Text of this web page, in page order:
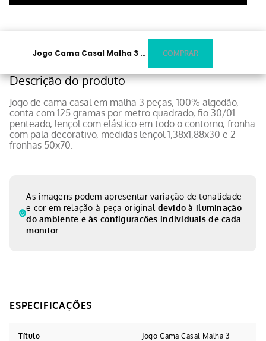
Jogo Cama Casal Malha 3 Peças Floral Rosê 1,38m X 1,88m X 30cm
Descrição do produto
Jogo de cama casal em malha 3 peças, 100% algodão,
conta com 125 gramas por metro quadrado, fio 30/01
penteado, lençol com elástico em todo o contorno, fronha
com pala decorativo, medidas lençol 1,38x1,88x30 e 2
fronhas 50x70.
As imagens podem apresentar variação de tonalidade
e cor em relação à peça original devido à iluminação
do ambiente e às configurações individuais de cada
monitor.
Título
Jogo Cama Casal Malha 3